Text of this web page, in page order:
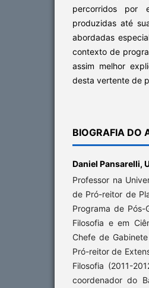
percorridos por
produzidas até
abordadas
contexto de
assim melhor
desta vertente de
BIOGRAFIA DO
Daniel Pansarelli,
Professor na
de Pró-reitor de
Programa de
Filosofia e em
Chefe de
Pró-reitor de
Filosofia (2011-
coordenador do